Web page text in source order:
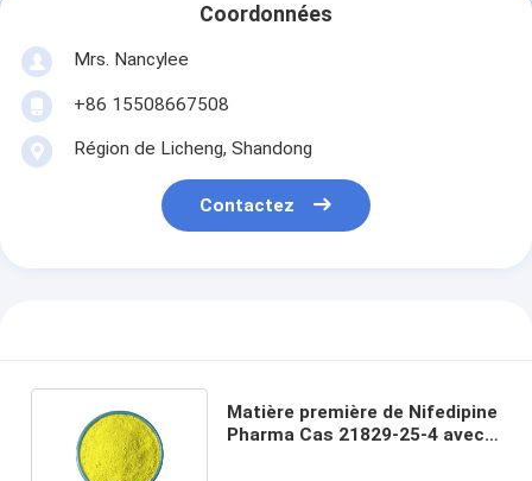
Coordonnées
Mrs. Nancylee
+86 15508667508
Région de Licheng, Shandong
Contactez
Matière première de Nifedipine
Pharma Cas 21829-25-4 avec